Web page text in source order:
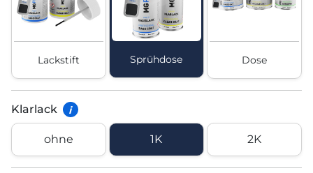
Lackstift Sprühdose Dose
Klarlack i
ohne 1K 2K